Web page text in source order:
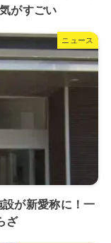
がすごい
ニュース
設が新愛称に！一
ざ